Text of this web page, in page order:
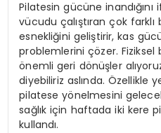
Pilatesin gücüne
vücudu çalıştıran çok
esnekliğini geliştirir, kas
problemlerini çözer. Fiziksel
önemli geri dönüşler
diyebiliriz aslında. Özellikle
pilatese yönelmesini
sağlık için haftada iki kere
kullandı.